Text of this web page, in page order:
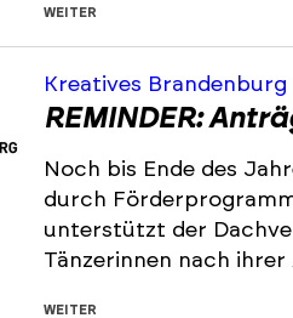
WEITER
Kreatives Brandenburg
REMINDER:
Noch bis Ende des
durch
unterstützt der
Tänzerinnen nach
WEITER